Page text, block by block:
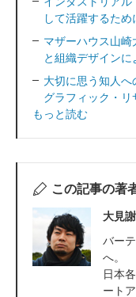
して活躍するた
マザーハウス山
と組織デザイン
大切に思う知人
グラフィック・
もっと読む
この記事の著
大見
バー
へ。
日本
ート